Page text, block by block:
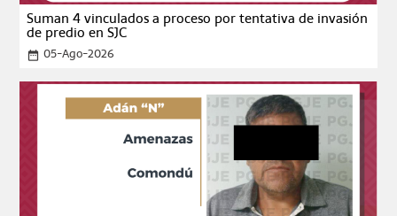
Suman 4 vinculados a proceso por tentativa de invasión
de predio en SJC
date_range 05-Ago-2026